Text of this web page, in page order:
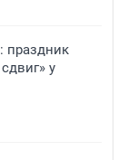
праздник
у